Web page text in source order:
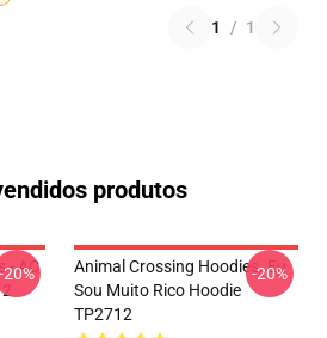
1 / 1
produtos
- AC
-20%
Animal Crossing Hoodies. Eu
Sou Muito Rico Hoodie
TP2712
-20%